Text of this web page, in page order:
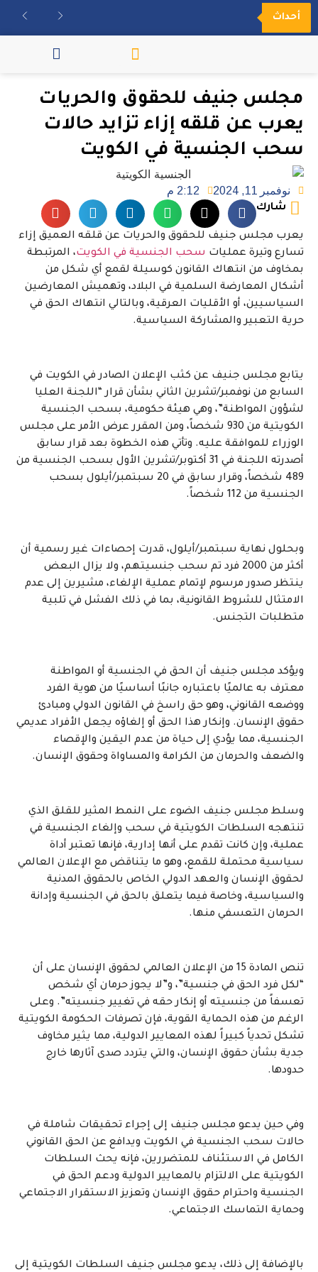
أحداث
مجلس جنيف للحقوق والحريات
يعرب عن قلقه إزاء تزايد حالات
سحب الجنسية في الكويت
نوفمبر 11, 2024 2:12 م
شارك
يعرب مجلس جنيف للحقوق والحريات عن قلقه العميق إزاء
تسارع وتيرة عمليات سحب الجنسية في الكويت، المرتبطة
بمخاوف من انتهاك القانون كوسيلة لقمع أي شكل من
أشكال المعارضة السلمية في البلاد، وتهميش المعارضين
السياسيين، أو الأقليات العرقية، وبالتالي انتهاك الحق في
حرية التعبير والمشاركة السياسية.
يتابع مجلس جنيف عن كثب الإعلان الصادر في الكويت في
السابع من نوفمبر/تشرين الثاني بشأن قرار “اللجنة العليا
لشؤون المواطنة”، وهي هيئة حكومية، بسحب الجنسية
الكويتية من 930 شخصاً، ومن المقرر عرض الأمر على مجلس
الوزراء للموافقة عليه. وتأتي هذه الخطوة بعد قرار سابق
أصدرته اللجنة في 31 أكتوبر/تشرين الأول بسحب الجنسية من
489 شخصاً، وقرار سابق في 20 سبتمبر/أيلول بسحب
الجنسية من 112 شخصاً.
وبحلول نهاية سبتمبر/أيلول، قدرت إحصاءات غير رسمية أن
أكثر من 2000 فرد تم سحب جنسيتهم، ولا يزال البعض
ينتظر صدور مرسوم لإتمام عملية الإلغاء، مشيرين إلى عدم
الامتثال للشروط القانونية، بما في ذلك الفشل في تلبية
متطلبات التجنس.
ويؤكد مجلس جنيف أن الحق في الجنسية أو المواطنة
معترف به عالميًا باعتباره جانبًا أساسيًا من هوية الفرد
ووضعه القانوني، وهو حق راسخ في القانون الدولي ومبادئ
حقوق الإنسان. وإنكار هذا الحق أو إلغاؤه يجعل الأفراد عديمي
الجنسية، مما يؤدي إلى حياة من عدم اليقين والإقصاء
والضعف والحرمان من الكرامة والمساواة وحقوق الإنسان.
وسلط مجلس جنيف الضوء على النمط المثير للقلق الذي
تنتهجه السلطات الكويتية في سحب وإلغاء الجنسية في
عملية، وإن كانت تقدم على أنها إدارية، فإنها تعتبر أداة
سياسية محتملة للقمع، وهو ما يتناقض مع الإعلان العالمي
لحقوق الإنسان والعهد الدولي الخاص بالحقوق المدنية
والسياسية، وخاصة فيما يتعلق بالحق في الجنسية وإدانة
الحرمان التعسفي منها.
تنص المادة 15 من الإعلان العالمي لحقوق الإنسان على أن
“لكل فرد الحق في جنسية”، و”لا يجوز حرمان أي شخص
تعسفاً من جنسيته أو إنكار حقه في تغيير جنسيته”. وعلى
الرغم من هذه الحماية القوية، فإن تصرفات الحكومة الكويتية
تشكل تحدياً كبيراً لهذه المعايير الدولية، مما يثير مخاوف
جدية بشأن حقوق الإنسان، والتي يتردد صدى آثارها خارج
حدودها.
وفي حين يدعو مجلس جنيف إلى إجراء تحقيقات شاملة في
حالات سحب الجنسية في الكويت ويدافع عن الحق القانوني
الكامل في الاستئناف للمتضررين، فإنه يحث السلطات
الكويتية على الالتزام بالمعايير الدولية ودعم الحق في
الجنسية واحترام حقوق الإنسان وتعزيز الاستقرار الاجتماعي
وحماية التماسك الاجتماعي.
بالإضافة إلى ذلك، يدعو مجلس جنيف السلطات الكويتية إلى